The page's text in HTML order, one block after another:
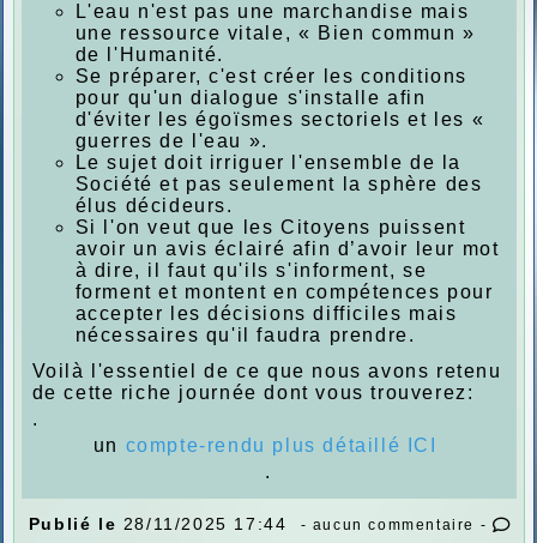
L'eau n'est pas une marchandise mais
une ressource vitale, « Bien commun »
de l'Humanité.
Se préparer, c'est créer les conditions
pour qu'un dialogue s'installe afin
d'éviter les égoïsmes sectoriels et les «
guerres de l'eau ».
Le sujet doit irriguer l'ensemble de la
Société et pas seulement la sphère des
élus décideurs.
Si l'on veut que les Citoyens puissent
avoir un avis éclairé afin d’avoir leur mot
à dire, il faut qu'ils s'informent, se
forment et montent en compétences pour
accepter les décisions difficiles mais
nécessaires qu'il faudra prendre.
Voilà l'essentiel de ce que nous avons retenu
de cette riche journée dont vous trouverez:
.
un compte-rendu plus détaillé ICI
.
Publié le 28/11/2025 17:44 - aucun commentaire -